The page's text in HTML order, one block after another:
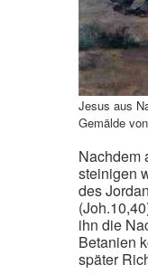
Jesus aus
Gemälde
Nachdem
steinigen
des
ihn die
Betanien
später